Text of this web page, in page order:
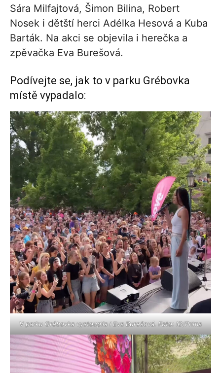
Sára Milfajtová, Šimon Bilina, Robert
Nosek i dětští herci Adélka Hesová a Kuba
Barták. Na akci se objevila i herečka a
zpěvačka Eva Burešová.
Podívejte se, jak to v parku Grébovka
místě vypadalo:
V parku Grébovka vystoupila i Eva Burešová. Foto: IG/Prima